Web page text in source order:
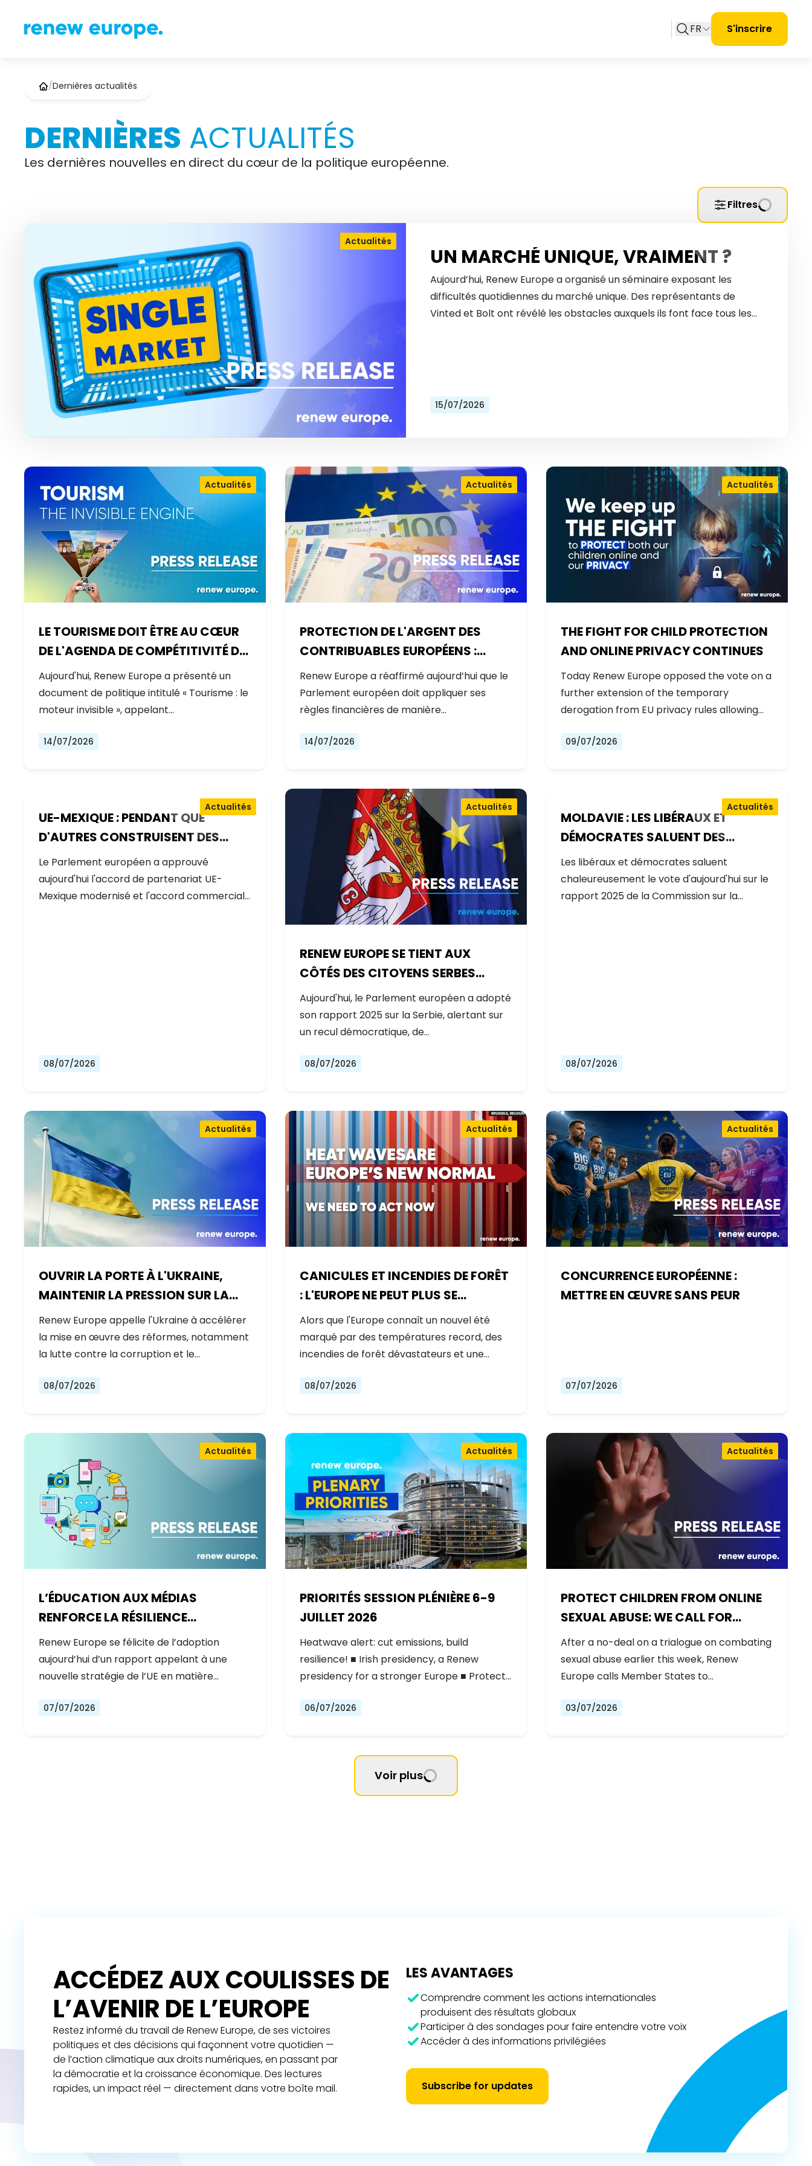
FR S'inscrire
/Dernières actualités
DERNIÈRES ACTUALITÉS
Les dernières nouvelles en direct du cœur de la politique européenne.
Filtres
Actualités
UN MARCHÉ UNIQUE, VRAIMENT ?
Aujourd’hui, Renew Europe a organisé un séminaire exposant les
difficultés quotidiennes du marché unique. Des représentants de
Vinted et Bolt ont révélé les obstacles auxquels ils font face tous les…
15/07/2026
LE TOURISME DOIT ÊTRE AU CŒUR
DE L'AGENDA DE COMPÉTITIVITÉ DE
L'EUROPE
Actualités
Aujourd'hui, Renew Europe a présenté un
document de politique intitulé « Tourisme : le
moteur invisible », appelant…
14/07/2026
PROTECTION DE L'ARGENT DES
CONTRIBUABLES EUROPÉENS :
AUCUNE EXCEPTION
Actualités
Renew Europe a réaffirmé aujourd’hui que le
Parlement européen doit appliquer ses
règles financières de manière…
14/07/2026
THE FIGHT FOR CHILD PROTECTION
AND ONLINE PRIVACY CONTINUES
Actualités
Today Renew Europe opposed the vote on a
further extension of the temporary
derogation from EU privacy rules allowing…
09/07/2026
UE-MEXIQUE : PENDANT QUE
D'AUTRES CONSTRUISENT DES
MURS, L'EUROPE CONSTRUIT DES
PONTS
Actualités
Le Parlement européen a approuvé
aujourd'hui l'accord de partenariat UE-
Mexique modernisé et l'accord commercial…
08/07/2026
RENEW EUROPE SE TIENT AUX
CÔTÉS DES CITOYENS SERBES
ALORS QUE LE GOUVERNEMENT
RECULE SUR LES RÉFORMES
Actualités
Aujourd'hui, le Parlement européen a adopté
son rapport 2025 sur la Serbie, alertant sur
un recul démocratique, de…
08/07/2026
MOLDAVIE : LES LIBÉRAUX ET
DÉMOCRATES SALUENT DES
PROGRÈS EXCEPTIONNELS SUR LA
VOIE DE L'ADHÉSION À L'UE
Actualités
Les libéraux et démocrates saluent
chaleureusement le vote d'aujourd'hui sur le
rapport 2025 de la Commission sur la…
08/07/2026
OUVRIR LA PORTE À L'UKRAINE,
MAINTENIR LA PRESSION SUR LA
RUSSIE
Actualités
Renew Europe appelle l'Ukraine à accélérer
la mise en œuvre des réformes, notamment
la lutte contre la corruption et le…
08/07/2026
CANICULES ET INCENDIES DE FORÊT
: L'EUROPE NE PEUT PLUS SE
CONTENTER DE RÉAGIR ET DOIT SE
PRÉPARER
Actualités
Alors que l'Europe connaît un nouvel été
marqué par des températures record, des
incendies de forêt dévastateurs et une…
08/07/2026
CONCURRENCE EUROPÉENNE :
METTRE EN ŒUVRE SANS PEUR
Actualités
07/07/2026
L’ÉDUCATION AUX MÉDIAS
RENFORCE LA RÉSILIENCE
DÉMOCRATIQUE DE L’EUROPE
Actualités
Renew Europe se félicite de l’adoption
aujourd’hui d’un rapport appelant à une
nouvelle stratégie de l’UE en matière…
07/07/2026
PRIORITÉS SESSION PLÉNIÈRE 6-9
JUILLET 2026
Actualités
Heatwave alert: cut emissions, build
resilience! ■ Irish presidency, a Renew
presidency for a stronger Europe ■ Protect…
06/07/2026
PROTECT CHILDREN FROM ONLINE
SEXUAL ABUSE: WE CALL FOR
URGENT NEGOTIATIONS AND
PERMANENT SOLUTION
Actualités
After a no-deal on a trialogue on combating
sexual abuse earlier this week, Renew
Europe calls Member States to…
03/07/2026
Voir plus
ACCÉDEZ AUX COULISSES DE
L’AVENIR DE L’EUROPE
Restez informé du travail de Renew Europe, de ses victoires
politiques et des décisions qui façonnent votre quotidien —
de l’action climatique aux droits numériques, en passant par
la démocratie et la croissance économique. Des lectures
rapides, un impact réel — directement dans votre boîte mail.
LES AVANTAGES
Comprendre comment les actions internationales
produisent des résultats globaux
Participer à des sondages pour faire entendre votre voix
Accéder à des informations privilégiées
Subscribe for updates